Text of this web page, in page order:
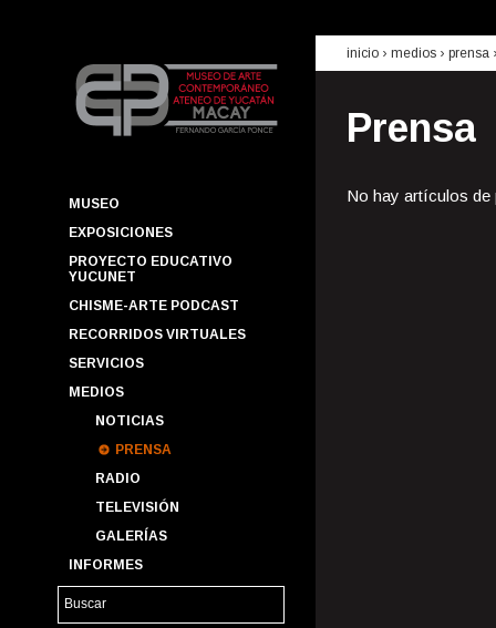
MUSEO
EXPOSICIONES
PROYECTO EDUCATIVO
YUCUNET
CHISME-ARTE PODCAST
RECORRIDOS VIRTUALES
SERVICIOS
MEDIOS
NOTICIAS
PRENSA
RADIO
TELEVISIÓN
GALERÍAS
INFORMES
inicio › medios › prensa
Prensa
No hay artículos de